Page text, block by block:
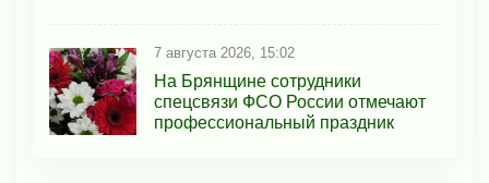
7 августа 2026, 15:02
На Брянщине сотрудники
спецсвязи ФСО России отмечают
профессиональный праздник